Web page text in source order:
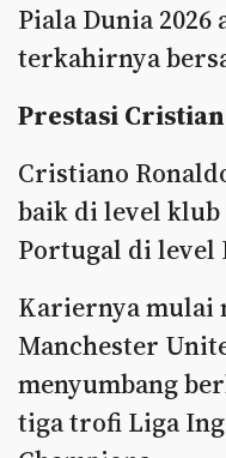
Piala Dunia
terkahirnya
Prestasi
Cristiano
baik di level klub
Portugal di level
Kariernya mulai
Manchester
menyumbang
tiga trofi Liga